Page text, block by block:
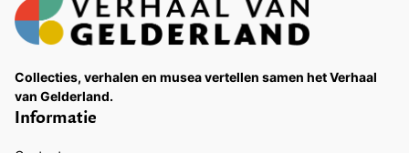
Collecties, verhalen en musea vertellen samen het Verhaal
van Gelderland.
Informatie